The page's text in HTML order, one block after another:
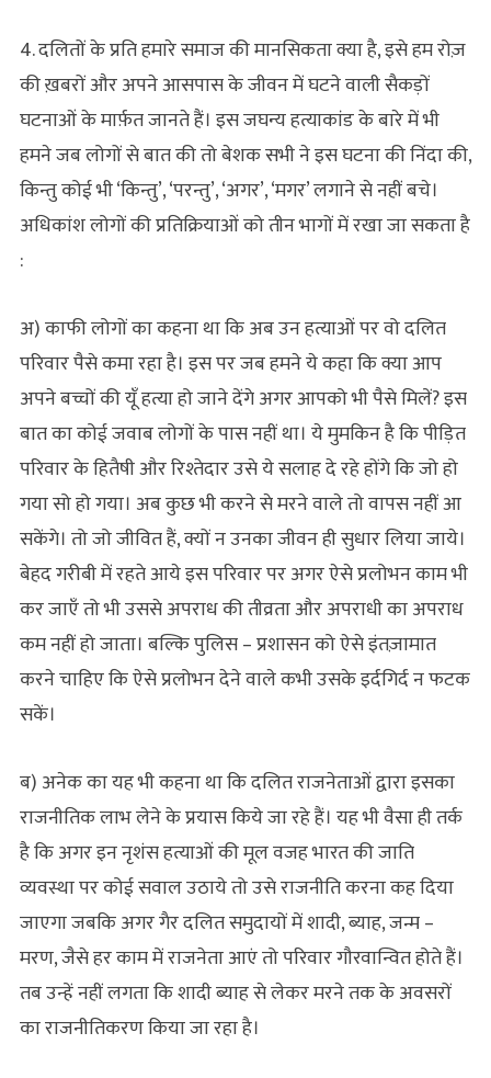
4. दलितों के प्रति हमारे समाज की मानसिकता क्या है, इसे हम रोज़
की ख़बरों और अपने आसपास के जीवन में घटने वाली सैकड़ों
घटनाओं के मार्फ़त जानते हैं। इस जघन्य हत्याकांड के बारे में भी
हमने जब लोगों से बात की तो बेशक सभी ने इस घटना की निंदा की,
किन्तु कोई भी ‘किन्तु’, ‘परन्तु’, ‘अगर’, ‘मगर’ लगाने से नहीं बचे।
अधिकांश लोगों की प्रतिक्रियाओं को तीन भागों में रखा जा सकता है
:
अ) काफी लोगों का कहना था कि अब उन हत्याओं पर वो दलित
परिवार पैसे कमा रहा है। इस पर जब हमने ये कहा कि क्या आप
अपने बच्चों की यूँ हत्या हो जाने देंगे अगर आपको भी पैसे मिलें? इस
बात का कोई जवाब लोगों के पास नहीं था। ये मुमकिन है कि पीड़ित
परिवार के हितैषी और रिश्तेदार उसे ये सलाह दे रहे होंगे कि जो हो
गया सो हो गया। अब कुछ भी करने से मरने वाले तो वापस नहीं आ
सकेंगे। तो जो जीवित हैं, क्यों न उनका जीवन ही सुधार लिया जाये।
बेहद गरीबी में रहते आये इस परिवार पर अगर ऐसे प्रलोभन काम भी
कर जाएँ तो भी उससे अपराध की तीव्रता और अपराधी का अपराध
कम नहीं हो जाता। बल्कि पुलिस – प्रशासन को ऐसे इंतज़ामात
करने चाहिए कि ऐसे प्रलोभन देने वाले कभी उसके इर्दगिर्द न फटक
सकें।
ब) अनेक का यह भी कहना था कि दलित राजनेताओं द्वारा इसका
राजनीतिक लाभ लेने के प्रयास किये जा रहे हैं। यह भी वैसा ही तर्क
है कि अगर इन नृशंस हत्याओं की मूल वजह भारत की जाति
व्यवस्था पर कोई सवाल उठाये तो उसे राजनीति करना कह दिया
जाएगा जबकि अगर गैर दलित समुदायों में शादी, ब्याह, जन्म –
मरण, जैसे हर काम में राजनेता आएं तो परिवार गौरवान्वित होते हैं।
तब उन्हें नहीं लगता कि शादी ब्याह से लेकर मरने तक के अवसरों
का राजनीतिकरण किया जा रहा है।